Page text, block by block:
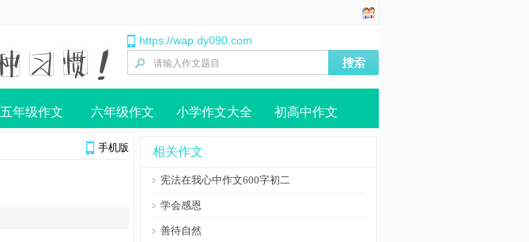
https://wap.dy090.com
五年级作文 六年级作文 小学作文大全 初高中作文
手机版 相关作文
宪法在我心中作文600字初二
学会感恩
善待自然